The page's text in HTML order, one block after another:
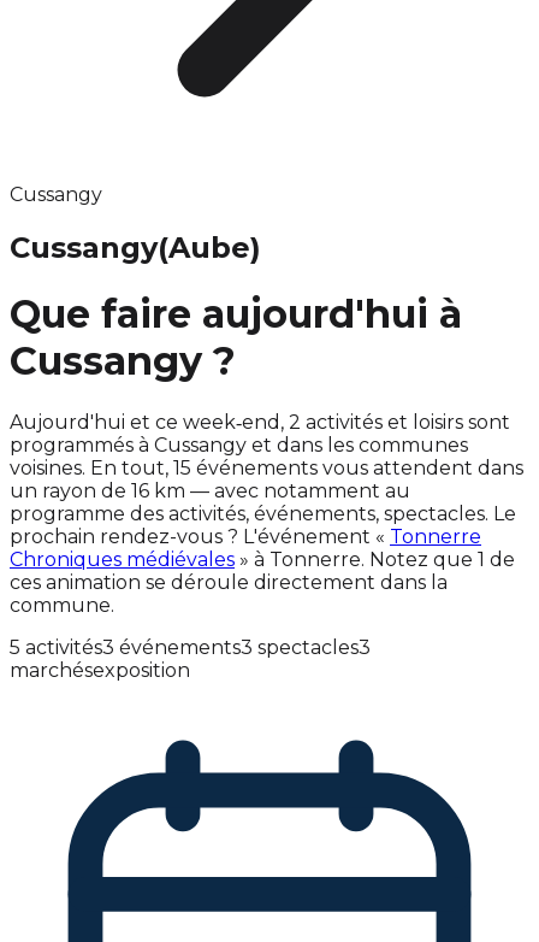
Cussangy
Cussangy(Aube)
Que faire aujourd'hui à
Cussangy ?
Aujourd'hui et ce week‑end, 2 activités et loisirs sont
programmés à Cussangy et dans les communes
voisines. En tout, 15 événements vous attendent dans
un rayon de 16 km — avec notamment au
programme des activités, événements, spectacles. Le
prochain rendez-vous ? L'événement « Tonnerre
Chroniques médiévales » à Tonnerre. Notez que 1 de
ces animation se déroule directement dans la
commune.
5 activités3 événements3 spectacles3
marchésexposition